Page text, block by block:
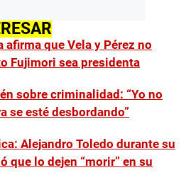
que Vela y Pérez no
Fujimori sea presidenta
sobre criminalidad: “Yo no
se esté desbordando”
Alejandro Toledo durante su
que lo dejen “morir” en su